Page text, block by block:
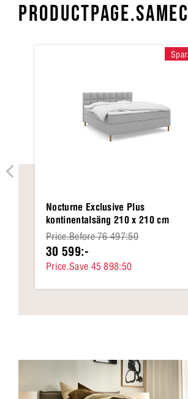
Nocturne Exclusive Plus
kontinentalsäng 210 x 210 cm
Price.Before 76 497:50
30 599:-
Price.Save 45 898:50